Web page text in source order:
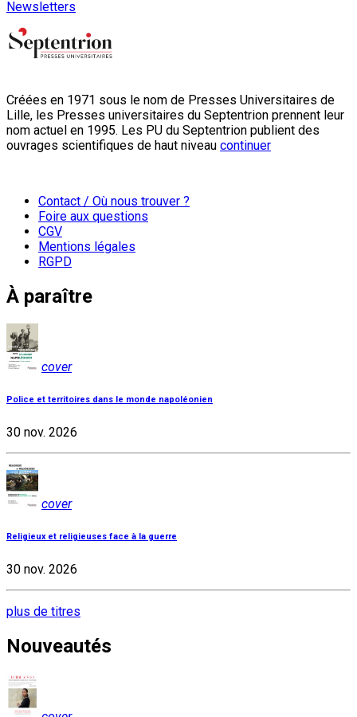
Newsletters
Créées en 1971 sous le nom de Presses Universitaires de
Lille, les Presses universitaires du Septentrion prennent leur
nom actuel en 1995. Les PU du Septentrion publient des
ouvrages scientifiques de haut niveau continuer
Contact / Où nous trouver ?
Foire aux questions
CGV
Mentions légales
RGPD
À paraître
cover
Police et territoires dans le monde napoléonien
30 nov. 2026
cover
Religieux et religieuses face à la guerre
30 nov. 2026
plus de titres
Nouveautés